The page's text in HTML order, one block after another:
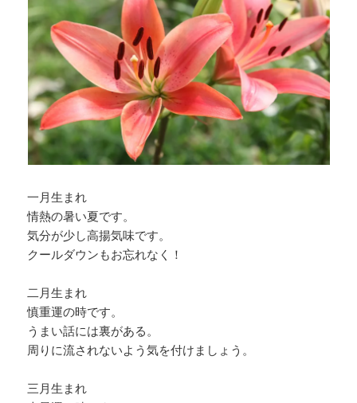
一月生まれ
情熱の暑い夏です。
気分が少し高揚気味です。
クールダウンもお忘れなく！
二月生まれ
慎重運の時です。
うまい話には裏がある。
周りに流されないよう気を付けましょう。
三月生まれ